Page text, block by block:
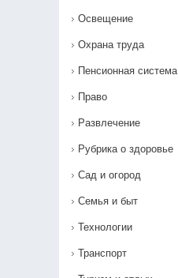
Освещение
Охрана труда
Пенсионная система
Право
Развлечение
Рубрика о здоровье
Сад и огород
Семья и быт
Технологии
Транспорт